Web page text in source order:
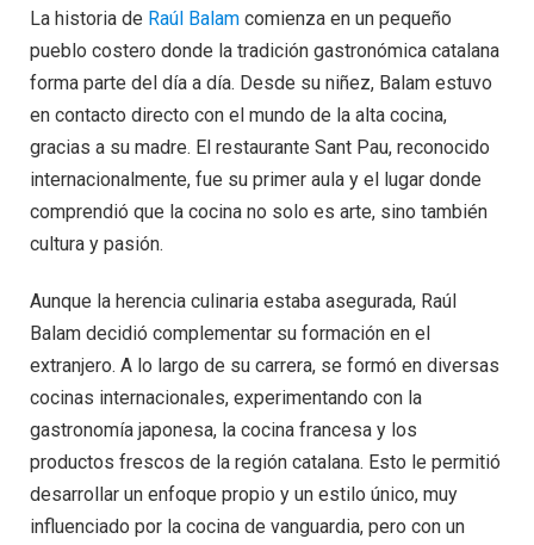
La historia de Raúl Balam comienza en un pequeño
pueblo costero donde la tradición gastronómica catalana
forma parte del día a día. Desde su niñez, Balam estuvo
en contacto directo con el mundo de la alta cocina,
gracias a su madre. El restaurante Sant Pau, reconocido
internacionalmente, fue su primer aula y el lugar donde
comprendió que la cocina no solo es arte, sino también
cultura y pasión.
Aunque la herencia culinaria estaba asegurada, Raúl
Balam decidió complementar su formación en el
extranjero. A lo largo de su carrera, se formó en diversas
cocinas internacionales, experimentando con la
gastronomía japonesa, la cocina francesa y los
productos frescos de la región catalana. Esto le permitió
desarrollar un enfoque propio y un estilo único, muy
influenciado por la cocina de vanguardia, pero con un